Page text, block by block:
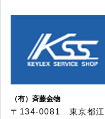
（有）斉藤金物
〒134-0081 東京都江